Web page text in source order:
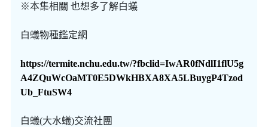
※本集相關 也想多了解白蟻
白蟻物種鑑定網
https://termite.nchu.edu.tw/?fbclid=IwAR0fNdlI1flU5g
A4ZQuWcOaMT0E5DWkHBXA8XA5LBuygP4Tzod
Ub_FtuSW4
白蟻(大水蟻)交流社團